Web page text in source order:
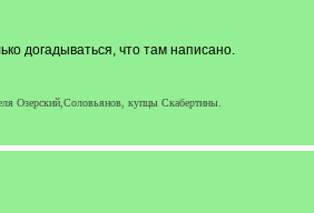
догадываться, что там написано.
Озерский,Соловьянов, купцы Скабертины.